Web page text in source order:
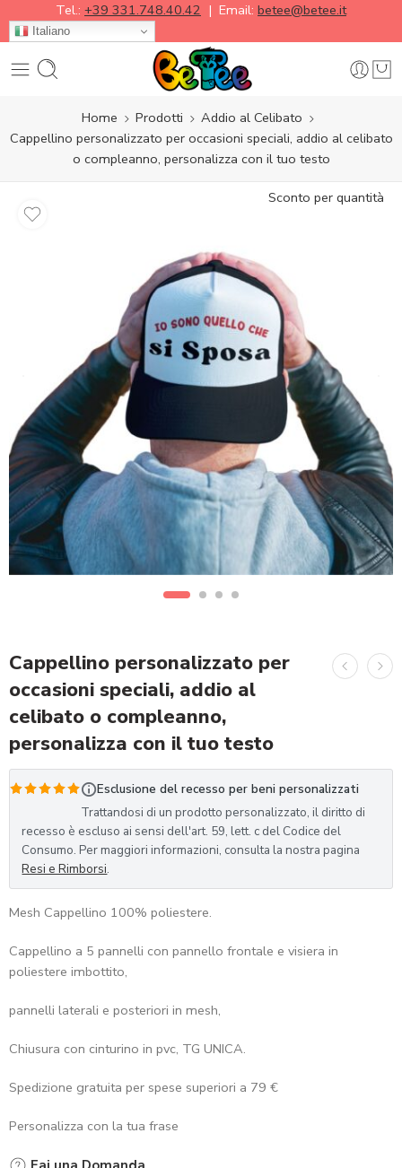
Tel.: +39 331.748.40.42 | Email: betee@betee.it
Italiano
Home Prodotti
Addio al Celibato
Cappellino personalizzato per occasioni speciali, addio al celibato
o compleanno, personalizza con il tuo testo
Sconto per quantità
Cappellino personalizzato per
occasioni speciali, addio al
celibato o compleanno,
personalizza con il tuo testo
5.00su 5
su base di
recensioni
Esclusione del recesso per beni personalizzati
Trattandosi di un prodotto personalizzato, il diritto di
recesso è escluso ai sensi dell'art. 59, lett. c del Codice del
Consumo. Per maggiori informazioni, consulta la nostra pagina
Resi e Rimborsi.
Mesh Cappellino 100% poliestere.
Cappellino a 5 pannelli con pannello frontale e visiera in
poliestere imbottito,
pannelli laterali e posteriori in mesh,
Chiusura con cinturino in pvc, TG UNICA.
Spedizione gratuita per spese superiori a 79 €
Personalizza con la tua frase